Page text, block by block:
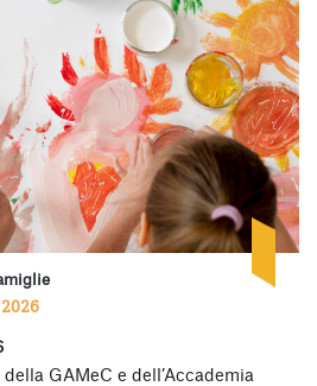
della GAMeC e dell’Accademia